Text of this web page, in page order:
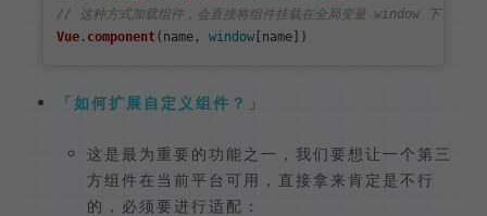
// 这种方式加载组件，会直接将组件挂载在全局变量 window 下，所
Vue . component(name, window
如何扩展自定义组件？
这是最为重要的功能之一，我们要想让一个第三
方组件在当前平台可用，直接拿来肯定是不行
的，必须要进行适配：